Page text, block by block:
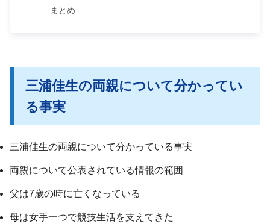
まとめ
三浦佳生の両親について分かってい
る事実
三浦佳生の両親について分かっている事実
両親について公表されている情報の範囲
父は7歳の時に亡くなっている
母は女手一つで競技生活を支えてきた